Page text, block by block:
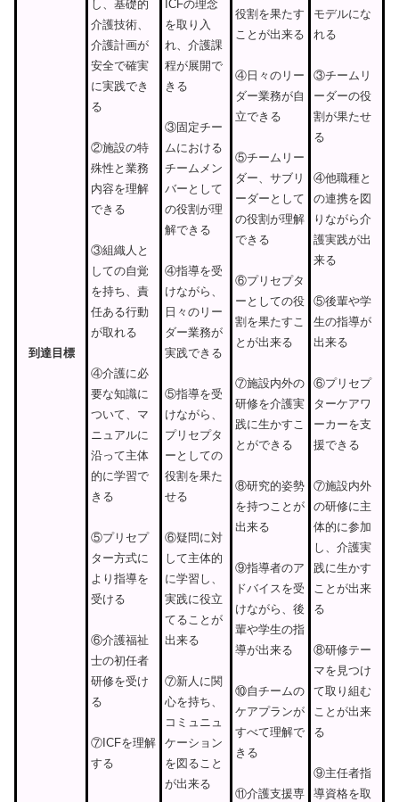
到 達目 標
し、基礎的
介護技術、
介護計画が
安全で確実
に実践でき
る
②施設の特
殊性と業務
内容を理解
できる
③組織人と
しての自覚
を持ち、責
任ある行動
が取れる
④介護に必
要な知識に
ついて、マ
ニュアルに
沿って主体
的に学習で
きる
⑤プリセプ
ター方式に
より指導を
受ける
⑥介護福祉
士の初任者
研修を受け
る
⑦ICFを理解
する
ICFの理念
を取り入
れ、介護課
程が展開で
きる
③固定チー
ムにおける
チームメン
バーとして
の役割が理
解できる
④指導を受
けながら、
日々のリー
ダー業務が
実践できる
⑤指導を受
けながら、
プリセプタ
ーとしての
役割を果た
せる
⑥疑問に対
して主体的
に学習し、
実践に役立
てることが
出来る
⑦新人に関
心を持ち、
コミュニュ
ケーション
を図ること
が出来る
役割を果たす
ことが出来る
④日々のリー
ダー業務が自
立できる
⑤チームリー
ダー、サブリ
ーダーとして
の役割が理解
できる
⑥プリセプタ
ーとしての役
割を果たすこ
とが出来る
⑦施設内外の
研修を介護実
践に生かすこ
とができる
⑧研究的姿勢
を持つことが
出来る
⑨指導者のア
ドバイスを受
けながら、後
輩や学生の指
導が出来る
⑩自チームの
ケアプランが
すべて理解で
きる
⑪介護支援専
モデルにな
れる
③チームリ
ーダーの役
割が果たせ
る
④他職種と
の連携を図
りながら介
護実践が出
来る
⑤後輩や学
生の指導が
出来る
⑥プリセプ
ターケアワ
ーカーを支
援できる
⑦施設内外
の研修に主
体的に参加
し、介護実
践に生かす
ことが出来
る
⑧研修テー
マを見つけ
て取り組む
ことが出来
る
⑨主任者指
導資格を取